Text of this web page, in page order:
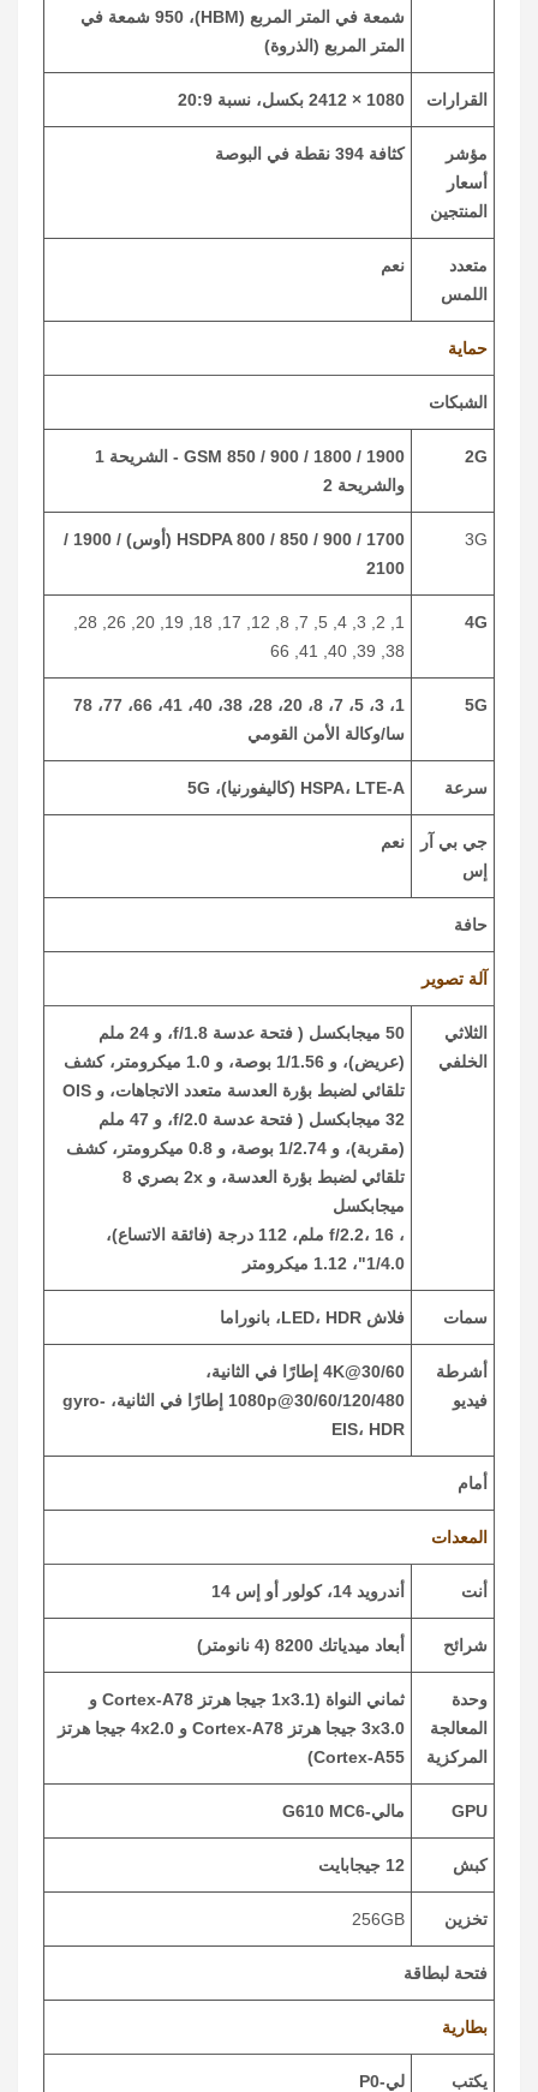
شمعة في المتر المربع (HBM)، 950 شمعة في
المتر المربع (الذروة)
القرارات 1080 × 2412 بكسل، نسبة 20:9
مؤشر
أسعار
المنتجين
كثافة 394 نقطة في البوصة
متعدد
اللمس
نعم
حماية
الشبكات
2G
GSM 850 / 900 / 1800 / 1900 - الشريحة 1
والشريحة 2
3G
HSDPA 800 / 850 / 900 / 1700 (أوس) / 1900 /
2100
4G
38, 39, 40, 41, 66
5G
1، 3، 5، 7، 8، 20، 28، 38، 40، 41، 66، 77، 78
سا/وكالة الأمن القومي
سرعة HSPA، LTE-A (كاليفورنيا)، 5G
جي بي آر
إس
نعم
حافة
آلة تصوير
الثلاثي
الخلفي
50 ميجابكسل ( فتحة عدسة f/1.8، و 24 ملم
(عريض)، و 1/1.56 بوصة، و 1.0 ميكرومتر، كشف
تلقائي لضبط بؤرة العدسة متعدد الاتجاهات، و OIS
32 ميجابكسل ( فتحة عدسة f/2.0، و 47 ملم
(مقربة)، و 1/2.74 بوصة، و 0.8 ميكرومتر، كشف
تلقائي لضبط بؤرة العدسة، و 2x بصري 8
ميجابكسل
، f/2.2، 16 ملم، 112 درجة (فائقة الاتساع)،
1/4.0"، 1.12 ميكرومتر
سمات فلاش LED، HDR، بانوراما
أشرطة
فيديو
4K@30/60 إطارًا في الثانية،
1080p@30/60/120/480 إطارًا في الثانية، gyro-
EIS، HDR
أمام
المعدات
أنت أندرويد 14، كولور أو إس 14
شرائح أبعاد ميدياتك 8200 (4 نانومتر)
وحدة
المعالجة
المركزية
ثماني النواة (1x3.1 جيجا هرتز Cortex-A78 و
3x3.0 جيجا هرتز Cortex-A78 و 4x2.0 جيجا هرتز
Cortex-A55)
GPU مالي-G610 MC6
كبش 12 جيجابايت
تخزين 256GB
فتحة لبطاقة
بطارية
يكتب لي-P0